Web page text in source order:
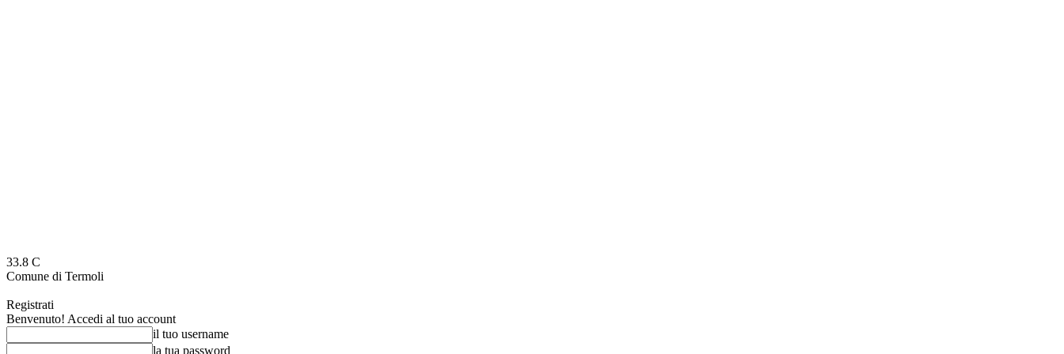
33.8 C
Comune di Termoli
Registrati
Benvenuto! Accedi al tuo account
il tuo username
la tua password